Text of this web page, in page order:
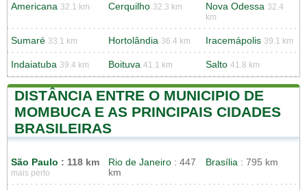
Americana 32.1 km Cerquilho 32.3 km Nova Odessa 32.4
km
Sumaré 33.1 km Hortolândia 36.4 km Iracemápolis 39.1 km
Indaiatuba 39.4 km Boituva 41.1 km Salto 41.8 km
DISTÂNCIA ENTRE O MUNICIPIO DE
MOMBUCA E AS PRINCIPAIS CIDADES
BRASILEIRAS
São Paulo : 118 km
mais perto
Rio de Janeiro : 447
km
Brasília : 795 km